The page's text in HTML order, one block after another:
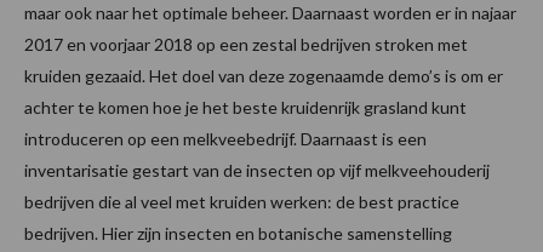
maar ook naar het optimale beheer. Daarnaast worden er in najaar
2017 en voorjaar 2018 op een zestal bedrijven stroken met
kruiden gezaaid. Het doel van deze zogenaamde demo’s is om er
achter te komen hoe je het beste kruidenrijk grasland kunt
introduceren op een melkveebedrijf. Daarnaast is een
inventarisatie gestart van de insecten op vijf melkveehouderij
bedrijven die al veel met kruiden werken: de best practice
bedrijven. Hier zijn insecten en botanische samenstelling